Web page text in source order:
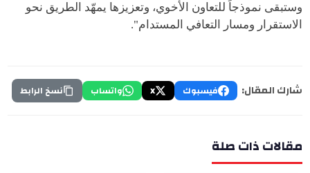
وستبقى نموذجاً للتعاون الأخوي، وتعزيزها يمهّد الطريق نحو
الاستقرار ومسار التعافي المستدام".
شارك المقال: فيسبوك X واتساب نسخ الرابط
مقالات ذات صلة